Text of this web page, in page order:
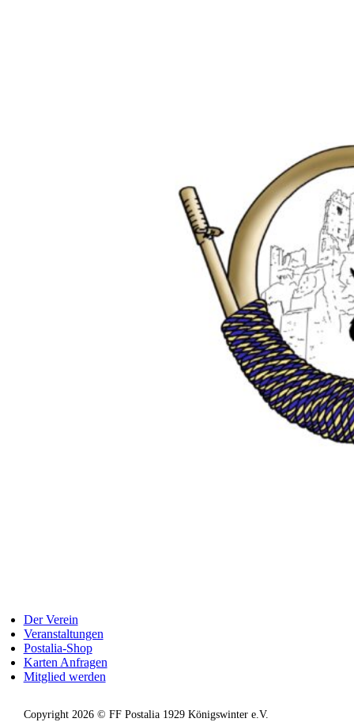
Der Verein
Veranstaltungen
Postalia-Shop
Karten Anfragen
Mitglied werden
Copyright 2026 © FF Postalia 1929 Königswinter e.V.